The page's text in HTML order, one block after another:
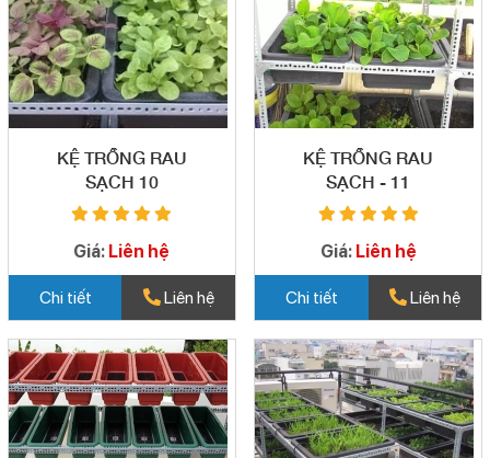
KỆ TRỒNG RAU
SẠCH 10
Giá: Liên hệ
Chi tiết Liên hệ
KỆ TRỒNG RAU
SẠCH - 11
Giá: Liên hệ
Chi tiết Liên hệ